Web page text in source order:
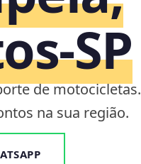
de motocicletas.
na sua região.